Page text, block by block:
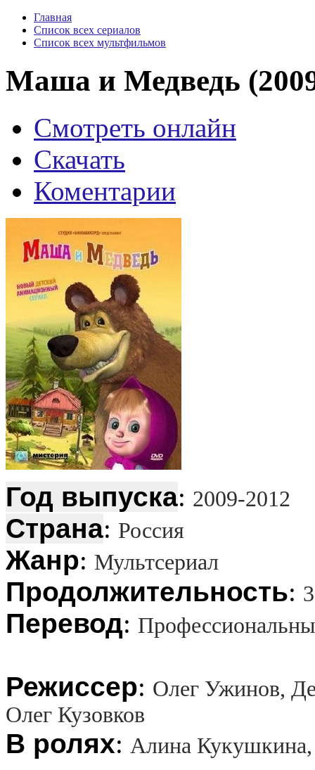
Главная
Список всех сериалов
Список всех мультфильмов
Маша и Медведь
Смотреть онлайн
Скачать
Коментарии
Год выпуска: 2009-2012
Страна: Россия
Жанр: Мультсериал
Продолжительность:
Перевод:
Режиссер: Олег Ужинов,
Олег Кузовков
В ролях: Алина Кукушкина,